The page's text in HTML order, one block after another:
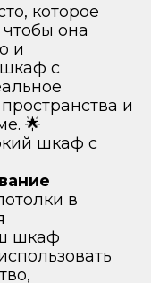
которое
она
и
с
и
🌟
шкаф с
в
шкаф